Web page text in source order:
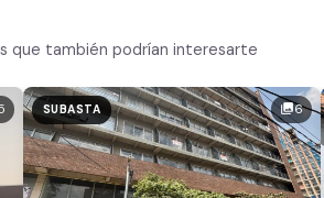
en el mercado
en la zona
en el sector
que también podrían interesarte
photo_library6
SUBASTA